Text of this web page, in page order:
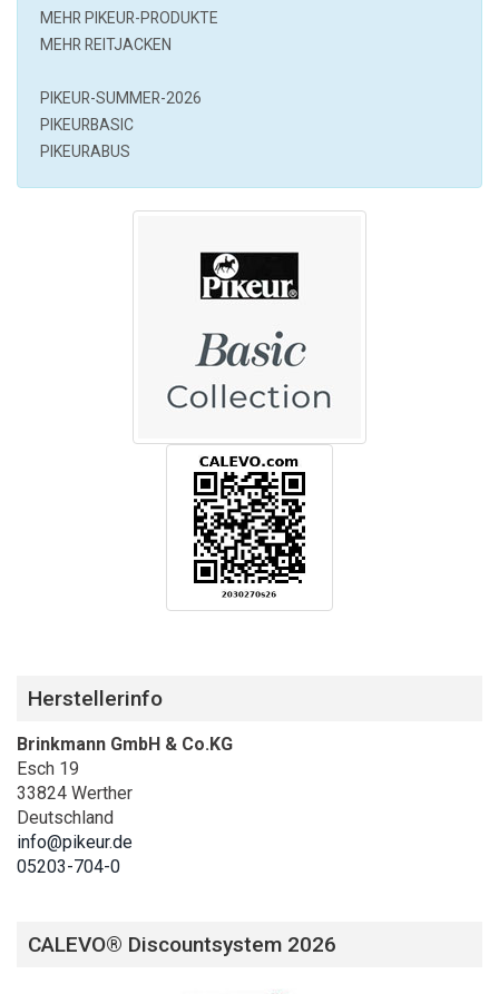
MEHR PIKEUR-PRODUKTE
MEHR REITJACKEN
PIKEUR-SUMMER-2026
PIKEURBASIC
PIKEURABUS
Herstellerinfo
Brinkmann GmbH & Co.KG
Esch 19
33824 Werther
Deutschland
info@pikeur.de
05203-704-0
CALEVO® Discountsystem 2026